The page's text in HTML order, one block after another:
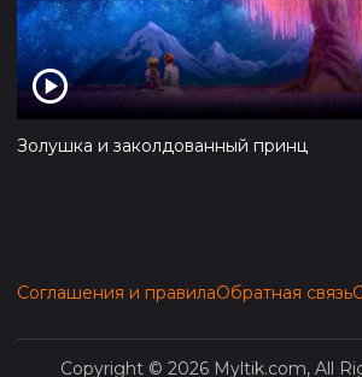
Золушка и заколдованный принц
Соглашения и правилаОбратная связь
Copyright © 2026 Myltik.com, All